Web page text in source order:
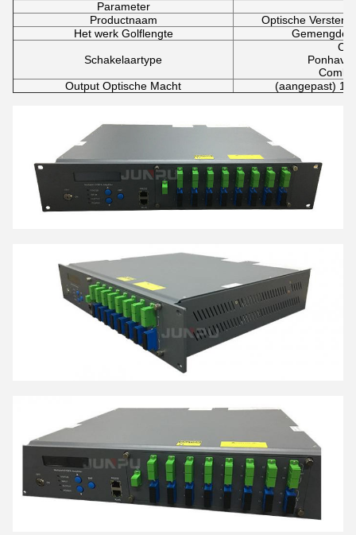
Parameter
Productnaam
Optische
Het werk Golflengte
Gemengde
Schakelaartype
Output Optische Macht
(aangepast)